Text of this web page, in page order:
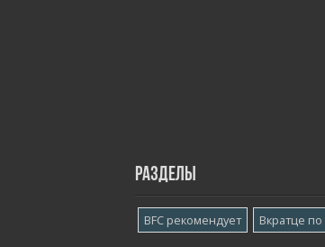
Разделы
BFC рекомендует Вкратце